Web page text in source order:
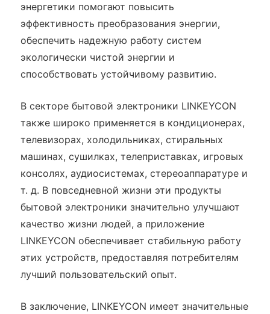
энергетики помогают повысить
эффективность преобразования энергии,
обеспечить надежную работу систем
экологически чистой энергии и
способствовать устойчивому развитию.
В секторе бытовой электроники LINKEYCON
также широко применяется в кондиционерах,
телевизорах, холодильниках, стиральных
машинах, сушилках, телеприставках, игровых
консолях, аудиосистемах, стереоаппаратуре и
т. д. В повседневной жизни эти продукты
бытовой электроники значительно улучшают
качество жизни людей, а приложение
LINKEYCON обеспечивает стабильную работу
этих устройств, предоставляя потребителям
лучший пользовательский опыт.
В заключение, LINKEYCON имеет значительные